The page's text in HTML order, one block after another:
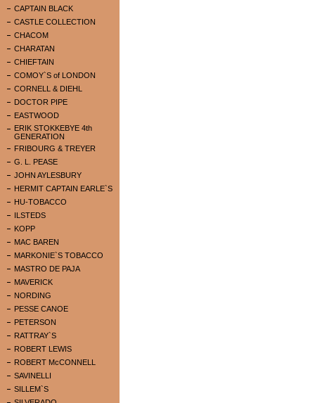
CAPTAIN BLACK
CASTLE COLLECTION
CHACOM
CHARATAN
CHIEFTAIN
COMOY`S of LONDON
CORNELL & DIEHL
DOCTOR PIPE
EASTWOOD
ERIK STOKKEBYE 4th
GENERATION
FRIBOURG & TREYER
G. L. PEASE
JOHN AYLESBURY
HERMIT CAPTAIN EARLE`S
HU-TOBACCO
ILSTEDS
KOPP
MAC BAREN
MARKONIE`S TOBACCO
MASTRO DE PAJA
MAVERICK
NORDING
PESSE CANOE
PETERSON
RATTRAY`S
ROBERT LEWIS
ROBERT McCONNELL
SAVINELLI
SILLEM`S